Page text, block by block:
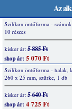
Az
Szilikon öntőforma -
10 részes
kisker ár: 5 885 Ft
shop ár: 5 070 Ft
Szilikon öntőforma - halak,
260 x 25 mm, szürke, 1 db
kisker ár: 5 640 Ft
shop ár: 4 725 Ft